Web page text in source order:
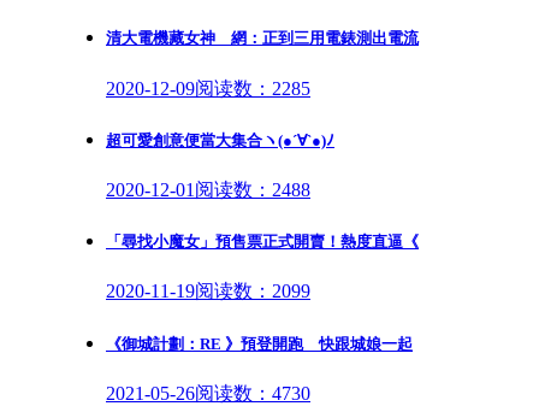
清大電機藏女神 網：正到三用電錶測出電流
2020-12-09阅读数：2285
超可愛創意便當大集合ヽ(●´∀`●)ﾉ
2020-12-01 阅读数：2488
「尋找小魔女」預售票正式開賣！熱度直逼《
2020-11-19阅读数：2099
《御城計劃：RE 》預登開跑 快跟城娘一起
2021-05-26阅读数：4730